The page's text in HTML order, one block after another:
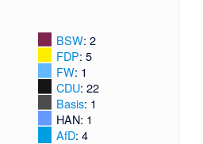
BSW: 2
FDP: 5
FW: 1
CDU: 22
Basis: 1
HAN: 1
AfD: 4